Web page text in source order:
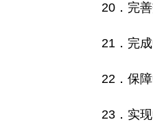
20．完
21．完
22．保
23．实